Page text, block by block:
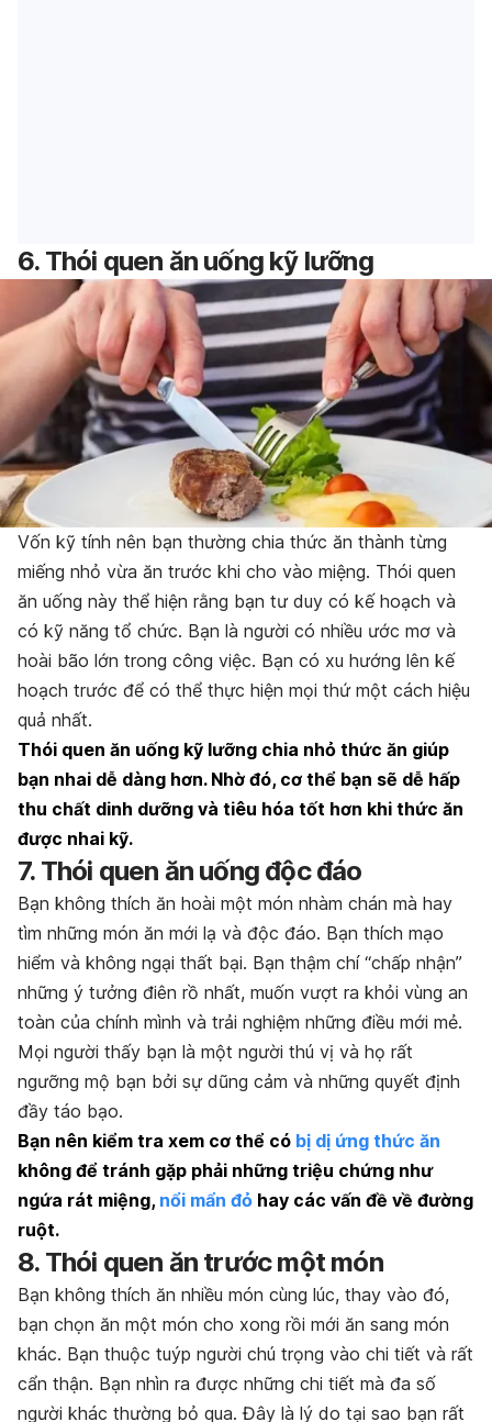
6. Thói quen ăn uống kỹ lưỡng
Vốn kỹ tính nên bạn thường chia thức ăn thành từng
miếng nhỏ vừa ăn trước khi cho vào miệng. Thói quen
ăn uống này thể hiện rằng bạn tư duy có kế hoạch và
có kỹ năng tổ chức. Bạn là người có nhiều ước mơ và
hoài bão lớn trong công việc. Bạn có xu hướng lên kế
hoạch trước để có thể thực hiện mọi thứ một cách hiệu
quả nhất.
Thói quen ăn uống kỹ lưỡng chia nhỏ thức ăn giúp
bạn nhai dễ dàng hơn. Nhờ đó, cơ thể bạn sẽ dễ hấp
thu chất dinh dưỡng và tiêu hóa tốt hơn khi thức ăn
được nhai kỹ.
7. Thói quen ăn uống độc đáo
Bạn không thích ăn hoài một món nhàm chán mà hay
tìm những món ăn mới lạ và độc đáo. Bạn thích mạo
hiểm và không ngại thất bại. Bạn thậm chí “chấp nhận”
những ý tưởng điên rồ nhất, muốn vượt ra khỏi vùng an
toàn của chính mình và trải nghiệm những điều mới mẻ.
Mọi người thấy bạn là một người thú vị và họ rất
ngưỡng mộ bạn bởi sự dũng cảm và những quyết định
đầy táo bạo.
Bạn nên kiểm tra xem cơ thể có bị dị ứng thức ăn
không để tránh gặp phải những triệu chứng như
ngứa rát miệng, nổi mẩn đỏ hay các vấn đề về đường
ruột.
8. Thói quen ăn trước một món
Bạn không thích ăn nhiều món cùng lúc, thay vào đó,
bạn chọn ăn một món cho xong rồi mới ăn sang món
khác. Bạn thuộc tuýp người chú trọng vào chi tiết và rất
cẩn thận. Bạn nhìn ra được những chi tiết mà đa số
người khác thường bỏ qua. Đây là lý do tại sao bạn rất